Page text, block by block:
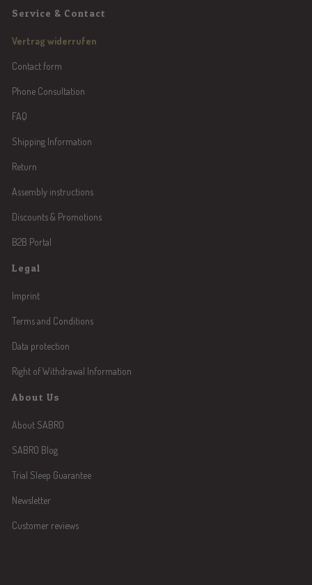
Service & Contact
Vertrag widerrufen
Contact form
Phone Consultation
FAQ
Shipping Information
Return
Assembly instructions
Discounts & Promotions
B2B Portal
Legal
Imprint
Terms and Conditions
Data protection
Right of Withdrawal Information
About Us
About SABRO
SABRO Blog
Trial Sleep Guarantee
Newsletter
Customer reviews